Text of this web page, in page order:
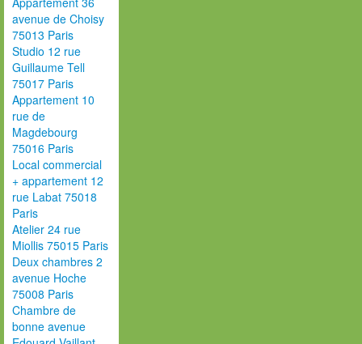
avenue de Choisy
75013 Paris
Studio 12 rue
Guillaume Tell
75017 Paris
Appartement 10
rue de
Magdebourg
75016 Paris
Local commercial
+ appartement 12
rue Labat 75018
Paris
Atelier 24 rue
Miollis 75015 Paris
Deux chambres 2
avenue Hoche
75008 Paris
Chambre de
bonne avenue